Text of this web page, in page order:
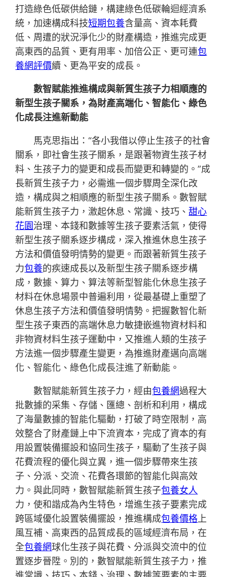
打造綠色低碳供給鏈，構建綠色低碳輪迴經濟系
統，加速構成科技短期包養含量高、資本耗費
低、周遭的狀況淨化少的財產構造，推進完成更
高東西的品質、更有用率、加倍公正、更可連包
養網評價續、更為平安的成長。
數智賦能推進構成與新質生孩子力相順應的
新型生孩子關系，為財產高端化、智能化、綠色
化成長注進新動能
馬克思指出：“各小我借以停止生孩子的社會
關系，即社會生孩子關系，是跟著物資生孩子材
料、生孩子力的變更和成長而變更和轉變的。”成
長新質生孩子力，必需進一個步驟周全深化改
造，構成與之相順應的新型生孩子關系。數智賦
能新質生孩子力，激起休息、常識、技巧、甜心
花園治理、本錢和數據等生孩子要素活氣，使得
新型生孩子關系逐步構成，深入推進休息生孩子
方法和價值發明情勢的變更。而跟著新質生孩子
力包養的疾速成長以及新型生孩子關系逐步構
成，數據、算力、算法等新型智能化休息生孩子
材料在休息場景中普遍利用，從最基礎上重塑了
休息生孩子方法和價值發明情勢。把握數智化新
型生孩子東西的高端休息力敏捷嵌進物資材料和
非物資材料生孩子運動中，又推進人類的生孩子
方法進一個步驟產生變更，為推進財產邁向高端
化、智能化、綠色化成長注進了新動能。
數智賦能新質生孩子力，經由包養網過程大
批數據的采集、存儲、匯總、剖析和利用，構成
了海量數據的智能化驅動，打破了時空限制，高
效整合了財產鏈上中下流資本，完成了資本的有
用設置裝備擺設和協同生孩子，驅動了生孩子與
花費流程的優化與立異，進一個步驟帶來生孩
子、分派、交流、花費各環節的智能化與高效
力。與此同時，數智賦能新質生孩子包養女人
力，使和諧成為內生特色，增進生孩子要素完成
跨區域優化設置裝備擺設，推進構成包養價格上
風互補、高東西的品質成長的區域經濟布局，在
全包養網球化生孩子與花費、分派與交流中的位
置逐步晉陞。別的，數智賦能新質生孩子力，推